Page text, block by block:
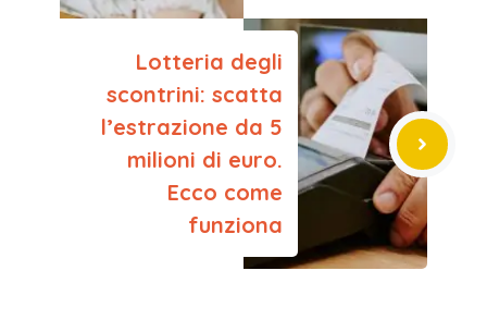
Lotteria degli
scontrini: scatta
l’estrazione da 5
milioni di euro.
Ecco come
funziona